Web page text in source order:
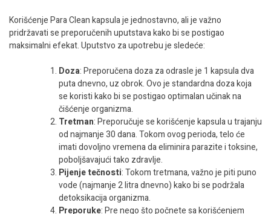
Korišćenje Para Clean kapsula je jednostavno, ali je važno
pridržavati se preporučenih uputstava kako bi se postigao
maksimalni efekat. Uputstvo za upotrebu je sledeće:
Doza: Preporučena doza za odrasle je 1 kapsula dva
puta dnevno, uz obrok. Ovo je standardna doza koja
se koristi kako bi se postigao optimalan učinak na
čišćenje organizma.
Tretman: Preporučuje se korišćenje kapsula u trajanju
od najmanje 30 dana. Tokom ovog perioda, telo će
imati dovoljno vremena da eliminira parazite i toksine,
poboljšavajući tako zdravlje.
Pijenje tečnosti: Tokom tretmana, važno je piti puno
vode (najmanje 2 litra dnevno) kako bi se podržala
detoksikacija organizma.
Preporuke: Pre nego što počnete sa korišćenjem